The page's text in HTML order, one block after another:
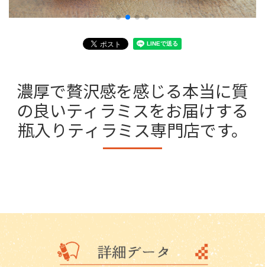
濃厚で贅沢感を感じる本当に質
の良いティラミスをお届けする
瓶入りティラミス専門店です。